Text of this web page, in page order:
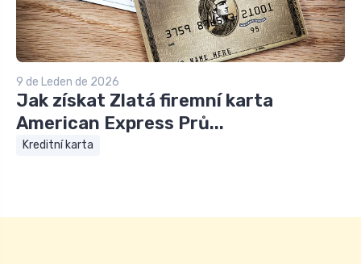
9 de Leden de 2026
Jak získat Zlatá firemní karta
American Express Prů...
Kreditní karta